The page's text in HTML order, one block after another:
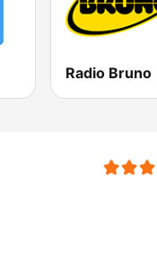
Radio Bruno